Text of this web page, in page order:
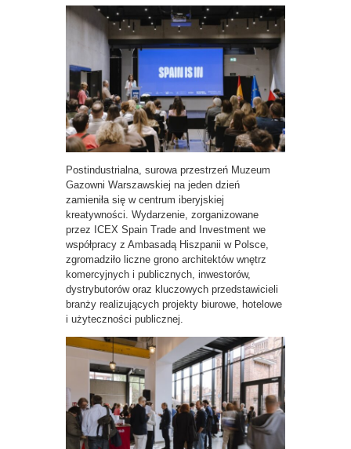
Postindustrialna, surowa przestrzeń Muzeum
Gazowni Warszawskiej na jeden dzień
zamieniła się w centrum iberyjskiej
kreatywności. Wydarzenie, zorganizowane
przez ICEX Spain Trade and Investment we
współpracy z Ambasadą Hiszpanii w Polsce,
zgromadziło liczne grono architektów wnętrz
komercyjnych i publicznych, inwestorów,
dystrybutorów oraz kluczowych przedstawicieli
branży realizujących projekty biurowe, hotelowe
i użyteczności publicznej.